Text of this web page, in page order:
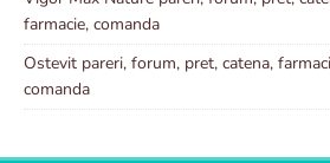
farmacie, comanda
Ostevit pareri, forum, pret, catena,
comanda